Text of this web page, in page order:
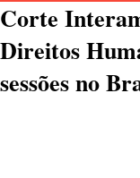
Corte
Direitos
sessões no